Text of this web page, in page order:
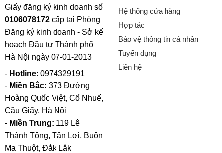
Giấy đăng ký kinh doanh số
0106078172cấp tại Phòng
Đăng ký kinh doanh - Sở kế
hoạch Đầu tư Thành phố
Hà Nội ngày 07-01-2013
- Hotline: 0974329191
- Miền Bắc: 373 Đường
Hoàng Quốc Việt, Cổ Nhuế,
Cầu Giấy, Hà Nội
- Miền Trung: 119 Lê
Thánh Tông, Tân Lợi, Buôn
Ma Thuột, Đắk Lắk
Hệ thống cửa hàng
Hợp tác
Bảo vệ thông tin cá nhân
Tuyển dụng
Liên hệ